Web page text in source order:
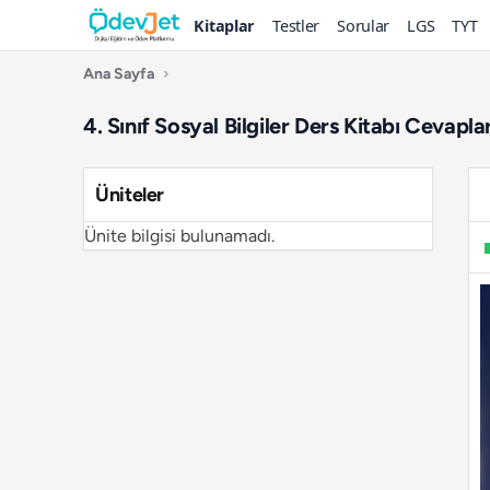
Kitaplar Testler Sorular LGS TYT
Ana Sayfa ›
4. Sınıf Sosyal Bilgiler Ders Kitabı
Üniteler
Ünite bilgisi bulunamadı.